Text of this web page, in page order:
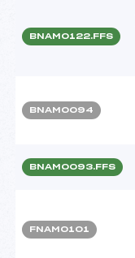
BNAM0122.FFS
BNAM0094
BNAM0093.FFS
FNAM0101